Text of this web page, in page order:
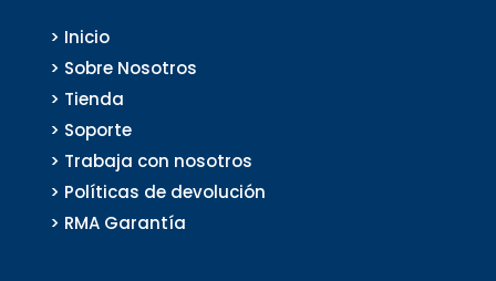
> Inicio
> Sobre Nosotros
> Tienda
> Soporte
> Trabaja con nosotros
> Políticas de devolución
> RMA Garantía